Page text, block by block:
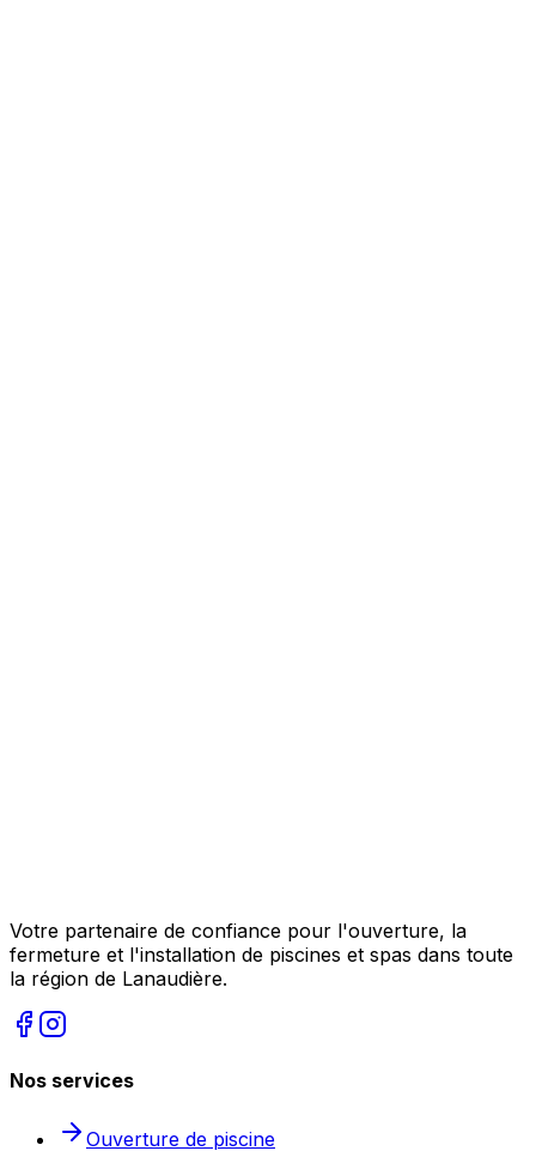
Votre partenaire de confiance pour l'ouverture, la
fermeture et l'installation de piscines et spas dans toute
la région de Lanaudière.
Nos services
Ouverture de piscine